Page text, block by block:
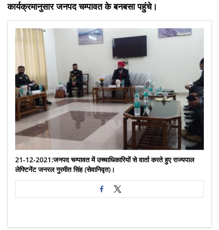
कार्यक्रमानुसार जनपद चम्पावत के बनबसा पहुंचे।
21-12-2021:जनपद चम्पावत में उच्चाधिकारियों से वार्ता करते हुए राज्यपाल
लेफ्टिनेंट जनरल गुरमीत सिंह (सेवानिवृत)।